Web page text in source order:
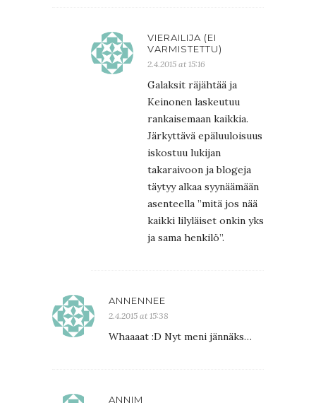
VIERAILIJA (EI
VARMISTETTU)
2.4.2015 at 15:16
Galaksit räjähtää ja
Keinonen laskeutuu
rankaisemaan kaikkia.
Järkyttävä epäluuloisuus
iskostuu lukijan
takaraivoon ja blogeja
täytyy alkaa syynäämään
asenteella ”mitä jos nää
kaikki lilyläiset onkin yks
ja sama henkilö”.
ANNENNEE
2.4.2015 at 15:38
Whaaaat :D Nyt meni jännäks…
ANNIM